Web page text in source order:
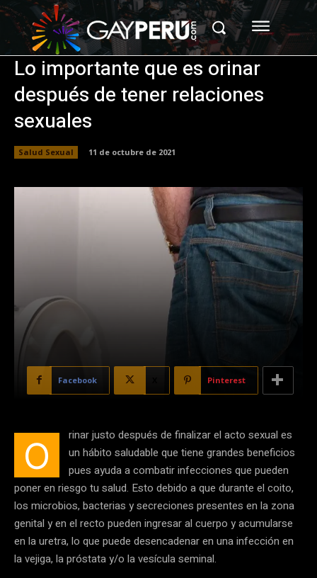
Lo importante que es orinar
después de tener relaciones
sexuales
Salud Sexual 11 de octubre de 2021
Facebook Pinterest
O
rinar justo después de finalizar el acto sexual es
un hábito saludable que tiene grandes beneficios
pues ayuda a combatir infecciones que pueden
poner en riesgo tu salud. Esto debido a que durante el coito,
los microbios, bacterias y secreciones presentes en la zona
genital y en el recto pueden ingresar al cuerpo y acumularse
en la uretra, lo que puede desencadenar en una infección en
la vejiga, la próstata y/o la vesícula seminal.